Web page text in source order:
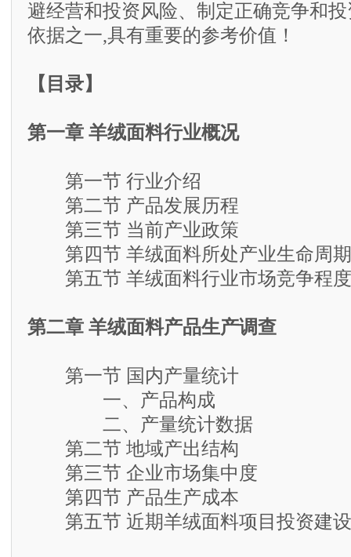
避经营和投资风险、制定正确竞争和
依据之一,具有重要的参考价值！
【目录】
第一章 羊绒面料行业概况
第一节 行业介绍
第二节 产品发展历程
第三节 当前产业政策
第四节 羊绒面料所处产业生命周期
第五节 羊绒面料行业市场竞争程度
第二章 羊绒面料产品生产调查
第一节 国内产量统计
一、产品构成
二、产量统计数据
第二节 地域产出结构
第三节 企业市场集中度
第四节 产品生产成本
第五节 近期羊绒面料项目投资建